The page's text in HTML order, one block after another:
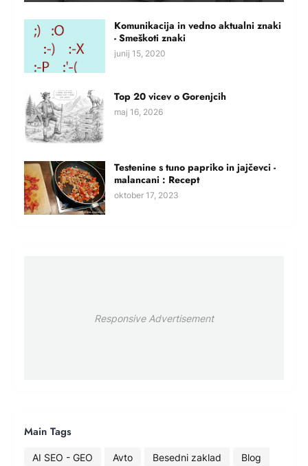
Komunikacija in vedno aktualni znaki
- Smeškoti znaki
junij 15, 2020
Top 20 vicev o Gorenjcih
maj 16, 2026
Testenine s tuno papriko in jajčevci -
malancani : Recept
oktober 17, 2023
Responsive Advertisement
Main Tags
AI SEO - GEO Avto Besedni zaklad
Blog